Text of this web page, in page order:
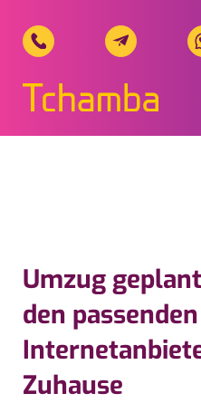
Tchamba
Umzug
den passenden
Zuhause